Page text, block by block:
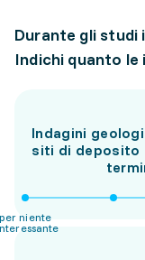
Durante gli
Indichi quanto le
Indagini
siti di deposito
niente